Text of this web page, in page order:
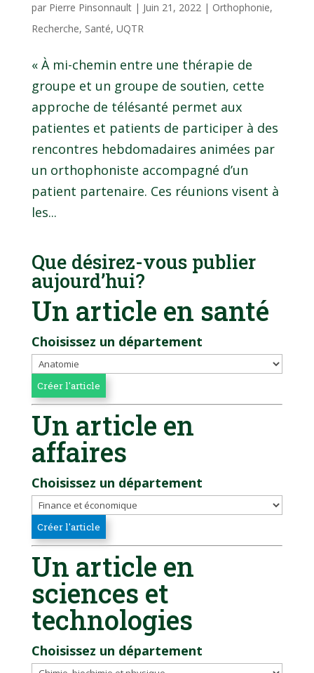
par Pierre Pinsonnault| Juin 21, 2022| Orthophonie,
Recherche, Santé, UQTR
« À mi-chemin entre une thérapie de
groupe et un groupe de soutien, cette
approche de télésanté permet aux
patientes et patients de participer à des
rencontres hebdomadaires animées par
un orthophoniste accompagné d’un
patient partenaire. Ces réunions visent à
les...
Que désirez-vous publier
aujourd’hui?
Un article en santé
Choisissez un département
Un article en
affaires
Choisissez un département
Un article en
sciences et
technologies
Choisissez un département